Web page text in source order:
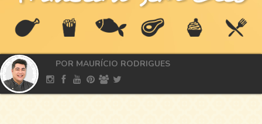
POR MAURÍCIO RODRIGUES